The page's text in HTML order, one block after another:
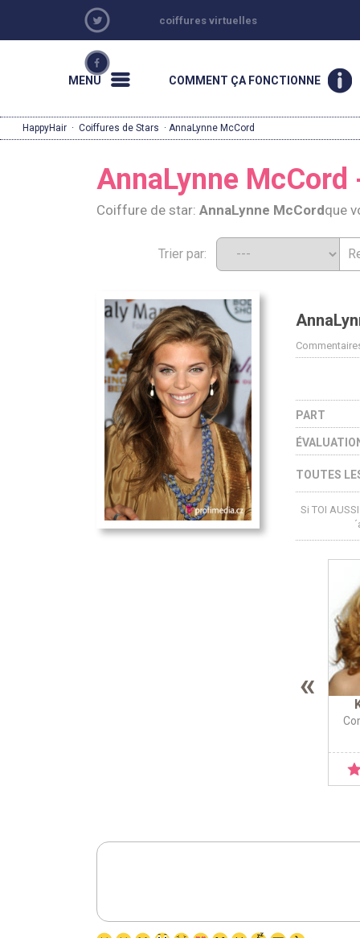
coiffures virtuelles
MENU COMMENT ÇA FONCTIONNE
HappyHair · Coiffures de Stars · AnnaLynne McCord
AnnaLynne
Coiffure de star: AnnaLynne McCordque
Trier par:
PART
TOUTES
Si TOI
«